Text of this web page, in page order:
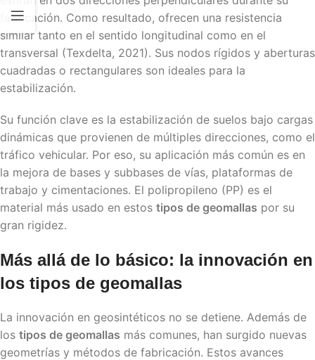
fabricación. Como resultado, ofrecen una resistencia
similar tanto en el sentido longitudinal como en el
transversal (Texdelta, 2021). Sus nodos rígidos y aberturas
cuadradas o rectangulares son ideales para la
estabilización.
Su función clave es la estabilización de suelos bajo cargas
dinámicas que provienen de múltiples direcciones, como el
tráfico vehicular. Por eso, su aplicación más común es en
la mejora de bases y subbases de vías, plataformas de
trabajo y cimentaciones. El polipropileno (PP) es el
material más usado en estos tipos de geomallas por su
gran rigidez.
Más allá de lo básico: la innovación en
los tipos de geomallas
La innovación en geosintéticos no se detiene. Además de
los tipos de geomallas más comunes, han surgido nuevas
geometrías y métodos de fabricación. Estos avances